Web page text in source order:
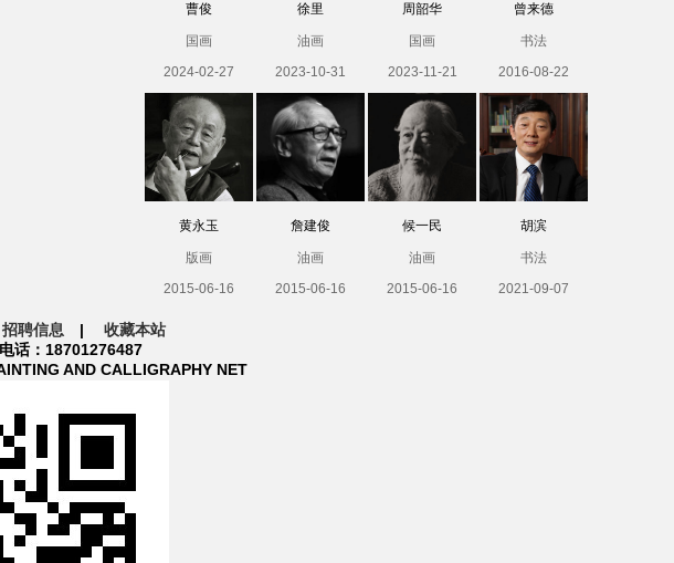
曹俊
国画
2024-02-27
徐里
油画
2023-10-31
周韶华
国画
2023-11-21
曾来德
书法
2016-08-22
黄永玉
版画
2015-06-16
詹建俊
油画
2015-06-16
候一民
油画
2015-06-16
胡滨
书法
2021-09-07
招聘信息 | 收藏本站
话：18701276487
AND CALLIGRAPHY NET